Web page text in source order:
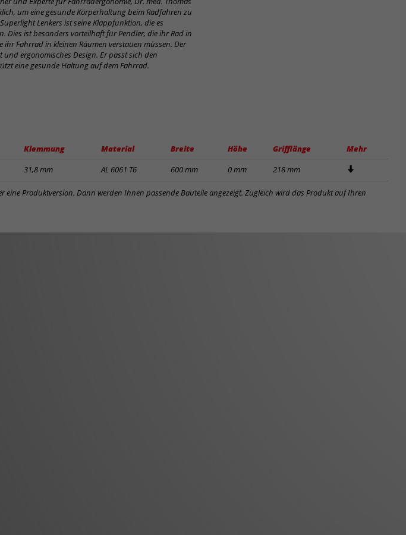
um eine gesunde Körperhaltung beim Radfahren zu
Lenkers ist seine Klappfunktion, die es
ist besonders vorteilhaft für Pendler, die ihr Rad in
Fahrrad in kleinen Räumen verstauen müssen. Der
ergonomisches Design. Er passt sich den
eine gesunde Haltung auf dem Fahrrad.
Klemmung Material Breite Höhe Grifflänge
Mehr
31,8 mm AL 6061 T6 600 mm 0 mm 218 mm
eine Produktversion. Dann werden Ihnen passende Bauteile angezeigt. Zugleich wird das Produkt auf Ihren